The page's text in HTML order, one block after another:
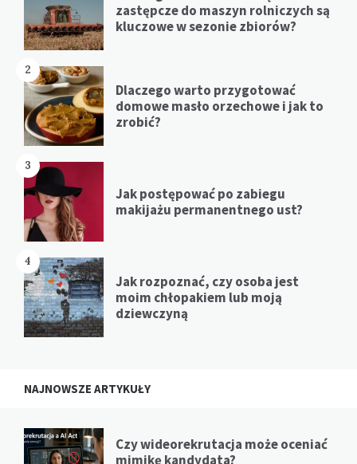
zastępcze do maszyn rolniczych są
kluczowe w sezonie zbiorów?
2
Dlaczego warto przygotować
domowe masło orzechowe i jak to
zrobić?
3
Jak postępować po zabiegu
makijażu permanentnego ust?
4
Jak rozpoznać, czy osoba jest
moim chłopakiem lub moją
dziewczyną
NAJNOWSZE ARTYKUŁY
Czy wideorekrutacja może oceniać
mimikę kandydata?